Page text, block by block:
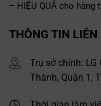
– HIỆU QUẢ cho hàng
THÔNG TIN LIÊN
Trụ sở chính: LG
Thành, Quận 1,